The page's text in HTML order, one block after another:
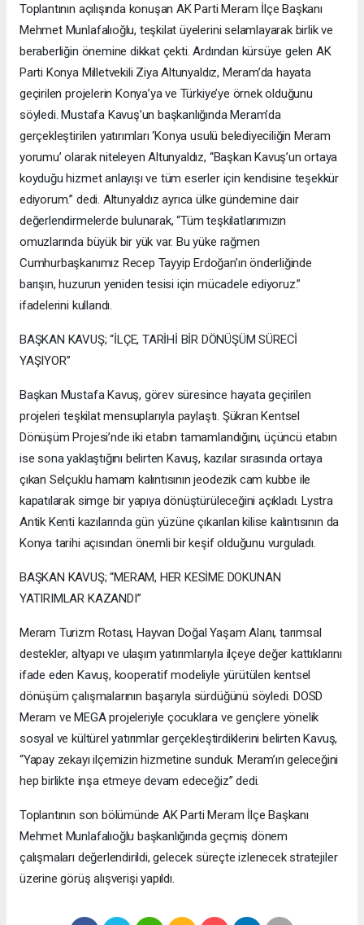
Toplantının açılışında konuşan AK Parti Meram İlçe Başkanı
Mehmet Munlafalıoğlu, teşkilat üyelerini selamlayarak birlik ve
beraberliğin önemine dikkat çekti. Ardından kürsüye gelen AK
Parti Konya Milletvekili Ziya Altunyaldız, Meram’da hayata
geçirilen projelerin Konya’ya ve Türkiye’ye örnek olduğunu
söyledi. Mustafa Kavuş’un başkanlığında Meram’da
gerçekleştirilen yatırımları ‘Konya usulü belediyeciliğin Meram
yorumu’ olarak niteleyen Altunyaldız, “Başkan Kavuş’un ortaya
koyduğu hizmet anlayışı ve tüm eserler için kendisine teşekkür
ediyorum.” dedi. Altunyaldız ayrıca ülke gündemine dair
değerlendirmelerde bulunarak, “Tüm teşkilatlarımızın
omuzlarında büyük bir yük var. Bu yüke rağmen
Cumhurbaşkanımız Recep Tayyip Erdoğan’ın önderliğinde
barışın, huzurun yeniden tesisi için mücadele ediyoruz.”
ifadelerini kullandı.
BAŞKAN KAVUŞ; “İLÇE, TARİHİ BİR DÖNÜŞÜM SÜRECİ
YAŞIYOR”
Başkan Mustafa Kavuş, görev süresince hayata geçirilen
projeleri teşkilat mensuplarıyla paylaştı. Şükran Kentsel
Dönüşüm Projesi’nde iki etabın tamamlandığını, üçüncü etabın
ise sona yaklaştığını belirten Kavuş, kazılar sırasında ortaya
çıkan Selçuklu hamam kalıntısının jeodezik cam kubbe ile
kapatılarak simge bir yapıya dönüştürüleceğini açıkladı. Lystra
Antik Kenti kazılarında gün yüzüne çıkarılan kilise kalıntısının da
Konya tarihi açısından önemli bir keşif olduğunu vurguladı.
BAŞKAN KAVUŞ; “MERAM, HER KESİME DOKUNAN
YATIRIMLAR KAZANDI”
Meram Turizm Rotası, Hayvan Doğal Yaşam Alanı, tarımsal
destekler, altyapı ve ulaşım yatırımlarıyla ilçeye değer kattıklarını
ifade eden Kavuş, kooperatif modeliyle yürütülen kentsel
dönüşüm çalışmalarının başarıyla sürdüğünü söyledi. DOSD
Meram ve MEGA projeleriyle çocuklara ve gençlere yönelik
sosyal ve kültürel yatırımlar gerçekleştirdiklerini belirten Kavuş,
“Yapay zekayı ilçemizin hizmetine sunduk. Meram’ın geleceğini
hep birlikte inşa etmeye devam edeceğiz” dedi.
Toplantının son bölümünde AK Parti Meram İlçe Başkanı
Mehmet Munlafalıoğlu başkanlığında geçmiş dönem
çalışmaları değerlendirildi, gelecek süreçte izlenecek stratejiler
üzerine görüş alışverişi yapıldı.